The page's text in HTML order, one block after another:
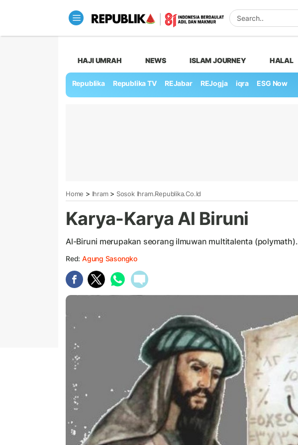
HAJI UMRAH NEWS ISLAM JOURNEY HALAL
Republika Republika TV REJabar REJogja iqra ESG Now
Home > Ihram> Sosok Ihram.republika.co.id
Karya-Karya Al Biruni
Al-Biruni merupakan seorang ilmuwan multitalenta (polymath).
Red: Agung Sasongko